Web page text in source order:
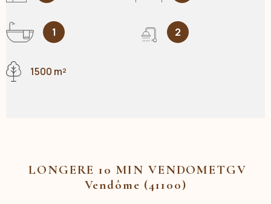
1 2
1500 m²
LONGERE 10 MIN VENDOMETGV
Vendôme (41100)